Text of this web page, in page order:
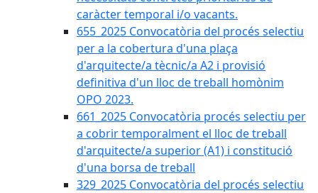
caràcter temporal i/o vacants.
655_2025 Convocatòria del procés selectiu
per a la cobertura d'una plaça
d'arquitecte/a tècnic/a A2 i provisió
definitiva d'un lloc de treball homònim
OPO 2023.
661_2025 Convocatòria procés selectiu per
a cobrir temporalment el lloc de treball
d'arquitecte/a superior (A1) i constitució
d'una borsa de treball
329_2025 Convocatòria del procés selectiu